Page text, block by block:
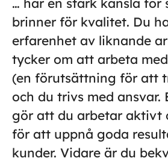
brinner för kvalitet. Du
erfarenhet av liknande
tycker om att arbeta
(en förutsättning för att
och du trivs med ansvar.
gör att du arbetar aktivt
för att uppnå goda
kunder. Vidare är du